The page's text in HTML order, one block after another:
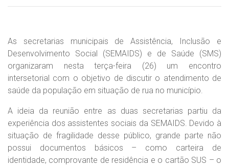
As secretarias municipais de Assistência, Inclusão e
Desenvolvimento Social (SEMAIDS) e de Saúde (SMS)
organizaram nesta terça-feira (26) um encontro
intersetorial com o objetivo de discutir o atendimento de
saúde da população em situação de rua no município.
A ideia da reunião entre as duas secretarias partiu da
experiência dos assistentes sociais da SEMAIDS. Devido à
situação de fragilidade desse público, grande parte não
possui documentos básicos – como carteira de
identidade, comprovante de residência e o cartão SUS – o